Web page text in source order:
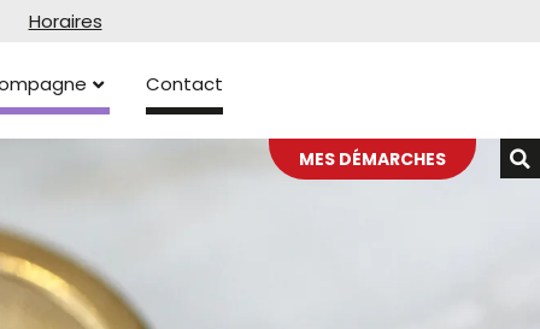
Horaires
Contact
MES DÉMARCHES